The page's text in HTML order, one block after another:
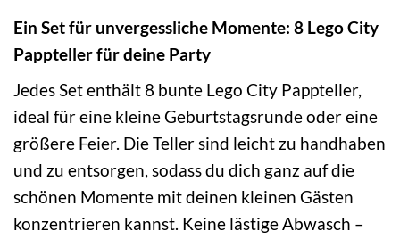
Ein Set für unvergessliche Momente: 8 Lego City
Pappteller für deine Party
Jedes Set enthält 8 bunte Lego City Pappteller,
ideal für eine kleine Geburtstagsrunde oder eine
größere Feier. Die Teller sind leicht zu handhaben
und zu entsorgen, sodass du dich ganz auf die
schönen Momente mit deinen kleinen Gästen
konzentrieren kannst. Keine lästige Abwasch –